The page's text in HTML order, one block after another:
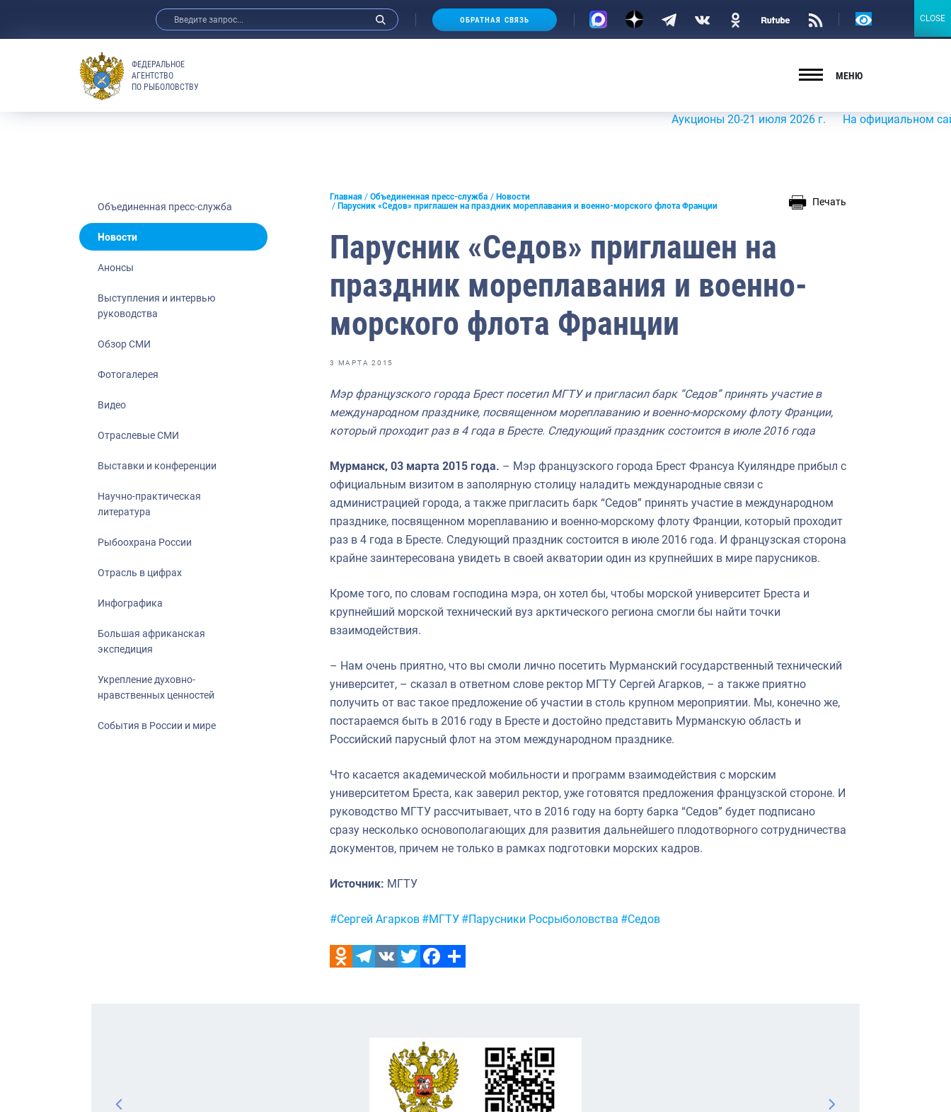
Анонсы
Отраслевые СМИ
Выставки и конференции
Рыбоохрана России
Отрасль в цифрах
Большая африканская экспедиция
События в России и мире
ОБРАТНАЯ СВЯЗЬ
Версия
ФЕДЕРАЛЬНОЕ
АГЕНТСТВО
ПО РЫБОЛОВСТВУ
МЕНЮ
Аукционы 20-21 июля 2026 г. На официальном сайте
Объединенная пресс-служба
Новости
Анонсы
Выступления и интервью
руководства
Обзор СМИ
Фотогалерея
Видео
Отраслевые СМИ
Выставки и конференции
Научно-практическая
литература
Рыбоохрана России
Отрасль в цифрах
Инфографика
Большая африканская
экспедиция
Укрепление духовно-
нравственных ценностей
События в России и мире
Главная Объединенная пресс-служба
Новости
Парусник «Седов» приглашен на праздник мореплавания и военно-морского флота Франции
Печать
Парусник «Седов» приглашен на
праздник мореплавания и военно-
морского флота Франции
3 МАРТА 2015
Мэр французского города Брест посетил МГТУ и пригласил барк “Седов” принять участие в
международном празднике, посвященном мореплаванию и военно-морскому флоту Франции,
который проходит раз в 4 года в Бресте. Следующий праздник состоится в июле 2016 года
Мурманск, 03 марта 2015 года. – Мэр французского города Брест Франсуа Куиляндре прибыл с
официальным визитом в заполярную столицу наладить международные связи с
администрацией города, а также пригласить барк “Седов” принять участие в международном
празднике, посвященном мореплаванию и военно-морскому флоту Франции, который проходит
раз в 4 года в Бресте. Следующий праздник состоится в июле 2016 года. И французская сторона
крайне заинтересована увидеть в своей акватории один из крупнейших в мире парусников.
Кроме того, по словам господина мэра, он хотел бы, чтобы морской университет Бреста и
крупнейший морской технический вуз арктического региона смогли бы найти точки
взаимодействия.
– Нам очень приятно, что вы смоли лично посетить Мурманский государственный технический
университет, – сказал в ответном слове ректор МГТУ Сергей Агарков, – а также приятно
получить от вас такое предложение об участии в столь крупном мероприятии. Мы, конечно же,
постараемся быть в 2016 году в Бресте и достойно представить Мурманскую область и
Российский парусный флот на этом международном празднике.
Что касается академической мобильности и программ взаимодействия с морским
университетом Бреста, как заверил ректор, уже готовятся предложения французской стороне. И
руководство МГТУ рассчитывает, что в 2016 году на борту барка “Седов” будет подписано
сразу несколько основополагающих для развития дальнейшего плодотворного сотрудничества
документов, причем не только в рамках подготовки морских кадров.
Источник: МГТУ
Метки:
#Сергей Агарков #МГТУ #Парусники Росрыболовства #Седов
CLOSE
CLOSE